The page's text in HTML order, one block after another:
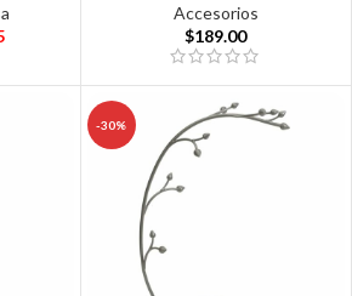
Accesorios
$189.00
-30%